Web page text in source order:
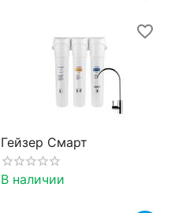
Гейзер Смарт
В наличии